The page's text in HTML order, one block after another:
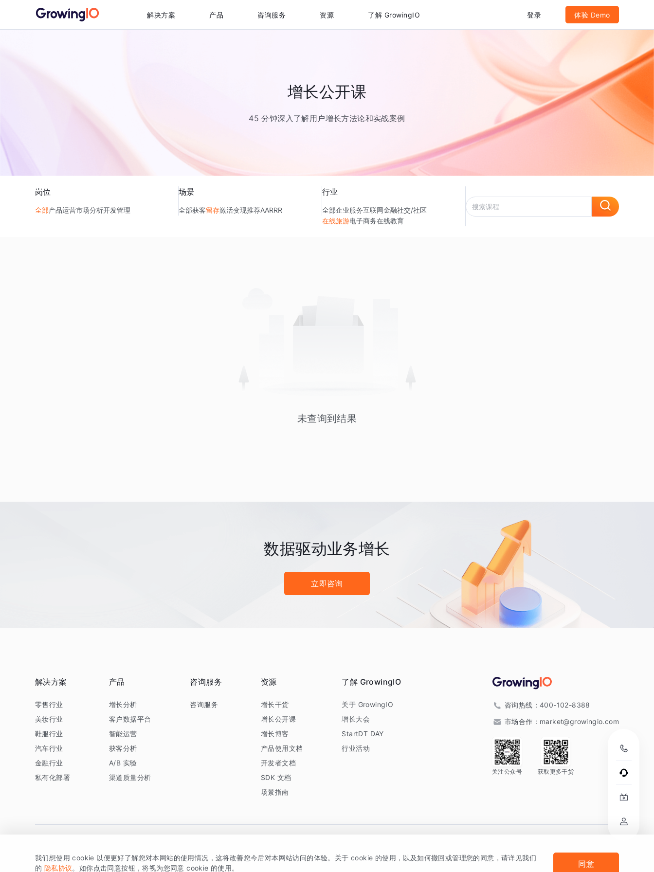
解决方案 产品 咨询服务 资源 了解 GrowingIO 登录 体验 Demo
增长公开课
45 分钟深入了解用户增长方法论和实战案例
岗位
全部产品运营市场分析开发管理
场景
全部获客留存激活变现推荐AARRR
行业
全部企业服务互联网金融社交/社区
在线旅游电子商务在线教育
未查询到结果
数据驱动业务增长
立即咨询
解决方案
零售行业
美妆行业
鞋服行业
汽车行业
金融行业
私有化部署
产品
增长分析
客户数据平台
智能运营
获客分析
A/B 实验
渠道质量分析
咨询服务
咨询服务
资源
增长干货
增长公开课
增长博客
产品使用文档
开发者文档
SDK 文档
场景指南
了解 GrowingIO
关于 GrowingIO
增长大会
StartDT DAY
行业活动
咨询热线： 400-102-8388
市场合作： market@growingio.com
关注公众号 获取更多干货
版权所有 © 北京易数科技有限公司SDK相关说明 京ICP备15038330号 法律声明及隐私条款
我们想使用 cookie 以便更好了解您对本网站的使用情况，这将改善您今后对本网站访问的体验。关于 cookie 的使用，以及如何撤回或管理您的同意，请详见我们
的 隐私协议。如你点击同意按钮，将视为您同意 cookie 的使用。 同意